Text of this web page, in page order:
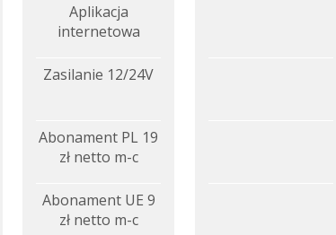
Aplikacja
internetowa
Zasilanie 12/24V
Abonament PL 19
zł netto m-c
Abonament UE 9
zł netto m-c